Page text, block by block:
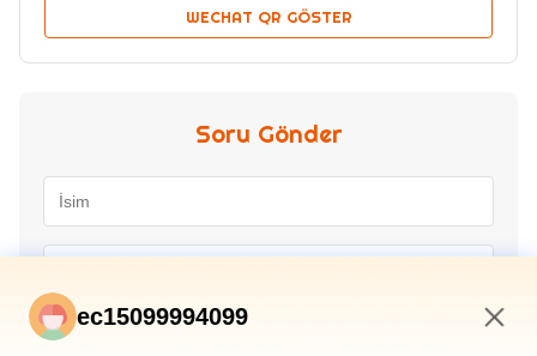
WECHAT QR GÖSTER
Soru Gönder
ec15099994099